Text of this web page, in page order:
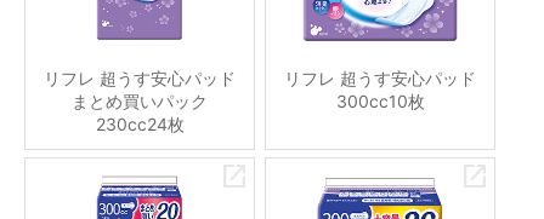
リフレ 超うす安心パッド
まとめ買いパック
230cc24枚
リフレ 超うす安心パッド
300cc10枚